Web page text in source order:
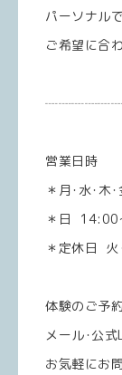
パーソナル
ご希望に合
営業日時
＊月･水･
＊日
＊定休日 火
体験のご予
メール･公式
お気軽にお